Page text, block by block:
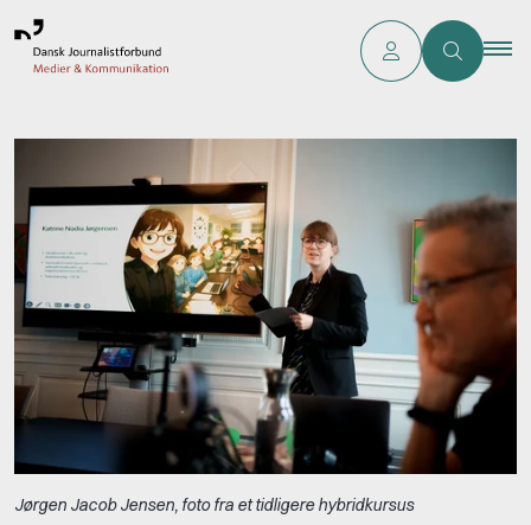
Jørgen Jacob Jensen, foto fra et tidligere hybridkursus